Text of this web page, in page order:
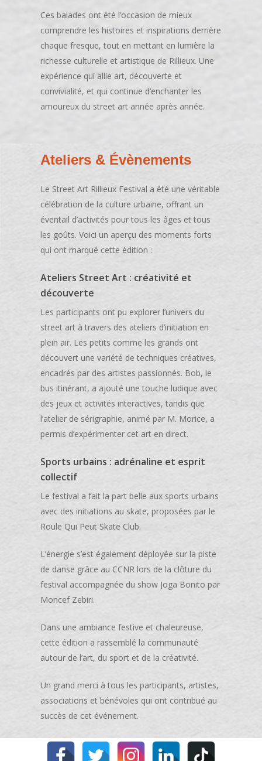
Ces balades ont été l’occasion de mieux
comprendre les histoires et inspirations derrière
chaque fresque, tout en mettant en lumière la
richesse culturelle et artistique de Rillieux. Une
expérience qui allie art, découverte et
convivialité, et qui continue d’enchanter les
amoureux du street art année après année.
Ateliers & Évènements
Le Street Art Rillieux Festival a été une véritable
célébration de la culture urbaine, offrant un
éventail d’activités pour tous les âges et tous
les goûts. Voici un aperçu des moments forts
qui ont marqué cette édition :
Ateliers Street Art : créativité et
découverte
Les participants ont pu explorer l’univers du
street art à travers des ateliers d’initiation en
plein air. Les petits comme les grands ont
découvert une variété de techniques créatives,
encadrés par des artistes passionnés. Bob, le
bus itinérant, a ajouté une touche ludique avec
des jeux et activités interactives, tandis que
l’atelier de sérigraphie, animé par M. Morice, a
permis d’expérimenter cet art en direct.
Sports urbains : adrénaline et esprit
collectif
Le festival a fait la part belle aux sports urbains
avec des initiations au skate, proposées par le
Roule Qui Peut Skate Club.
L’énergie s’est également déployée sur la piste
de danse grâce au CCNR lors de la clôture du
festival accompagnée du show Joga Bonito par
Moncef Zebiri.
Dans une ambiance festive et chaleureuse,
cette édition a rassemblé la communauté
autour de l’art, du sport et de la créativité.
Un grand merci à tous les participants, artistes,
associations et bénévoles qui ont contribué au
succès de cet événement.